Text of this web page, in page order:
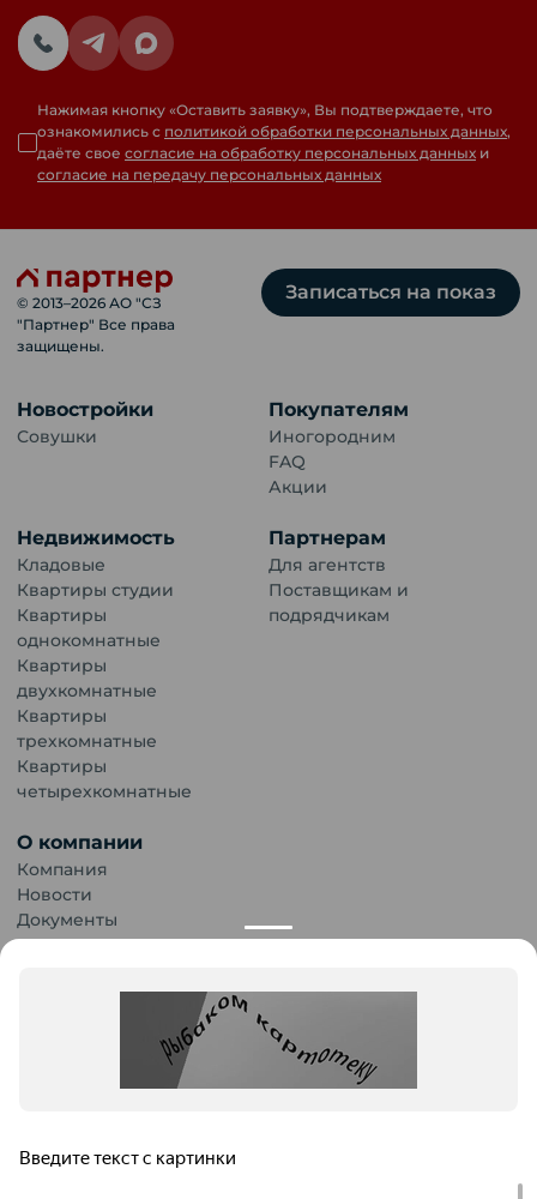
Нажимая кнопку «Оставить заявку», Вы подтверждаете, что
ознакомились с политикой обработки персональных данных,
даёте свое согласие на обработку персональных данных и
согласие на передачу персональных данных
© 2013–2026 АО "СЗ
"Партнер" Все права
защищены.
Записаться на показ
Новостройки
Совушки
Покупателям
Иногородним
FAQ
Акции
Недвижимость
Кладовые
Квартиры студии
Квартиры
однокомнатные
Квартиры
двухкомнатные
Квартиры
трехкомнатные
Квартиры
четырехкомнатные
Партнерам
Для агентств
Поставщикам и
подрядчикам
О компании
Компания
Новости
Документы
Карьера
Обращаем Ваше внимание на то, что данный сайт носит
исключительно информационный характер и ни при каких
выражает Согласие об использовании файлов